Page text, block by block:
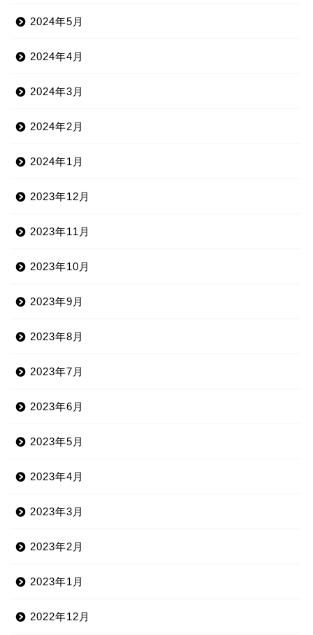
2024年5月
2024年4月
2024年3月
2024年2月
2024年1月
2023年12月
2023年11月
2023年10月
2023年9月
2023年8月
2023年7月
2023年6月
2023年5月
2023年4月
2023年3月
2023年2月
2023年1月
2022年12月